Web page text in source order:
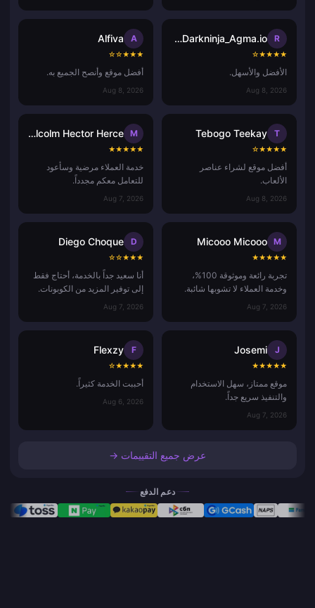
R
RaphCODM “Darkninja_Agma.io”
★
★
★
★
☆
الأفضل والأسهل.
Aug 8, 2026
A
Alfiva
★
★
★
☆
☆
أفضل موقع وأنصح الجميع به.
Aug 8, 2026
T
Tebogo Teekay
★
★
★
★
☆
أفضل موقع لشراء عناصر
الألعاب.
Aug 8, 2026
M
Malcolm Hector Herce
★
★
★
★
★
خدمة العملاء مرضية وسأعود
للتعامل معكم مجدداً.
Aug 7, 2026
M
Micooo Micooo
★
★
★
★
★
تجربة رائعة وموثوقة 100%،
وخدمة العملاء لا تشوبها شائبة.
Aug 7, 2026
D
Diego Choque
★
★
★
☆
☆
أنا سعيد جداً بالخدمة، أحتاج فقط
إلى توفير المزيد من الكوبونات.
Aug 7, 2026
J
Josemi
★
★
★
★
★
موقع ممتاز، سهل الاستخدام
والتنفيذ سريع جداً.
Aug 7, 2026
F
Flexzy
★
★
★
★
☆
أحببت الخدمة كثيراً.
Aug 6, 2026
عرض جميع التقييمات →
دعم الدفع